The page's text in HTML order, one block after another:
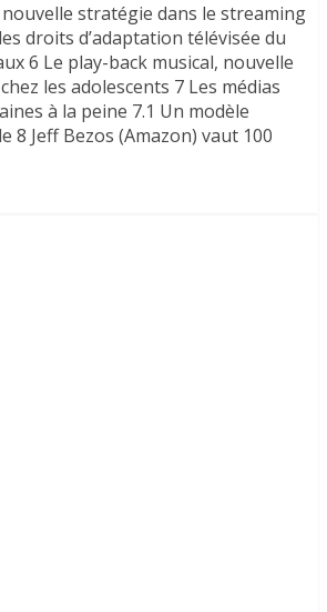
nouvelle stratégie dans le streaming
droits d’adaptation télévisée du
6 Le play-back musical, nouvelle
les adolescents 7 Les médias
à la peine 7.1 Un modèle
8 Jeff Bezos (Amazon) vaut 100